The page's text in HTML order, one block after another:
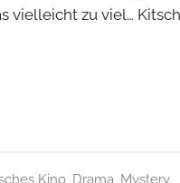
vielleicht zu viel…
Kino, Drama, Mystery